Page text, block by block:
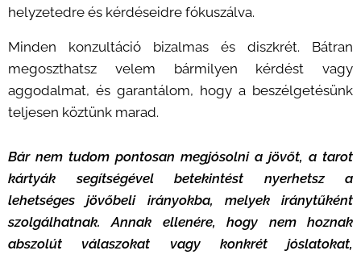
tapasztalatok felfedezésében, valamint
befolyásolhatják a jelenlegi életedet. Ezáltal
mélyebb megértést kaphatsz a
kapcsolataidról, a sorsodról és az életutadról.
helyzetedre és kérdéseidre fókuszálva.
Minden konzultáció bizalmas és diszkrét. Bátran
megoszthatsz velem bármilyen kérdést vagy
aggodalmat, és garantálom, hogy a beszélgetésünk
teljesen köztünk marad.
Bár nem tudom pontosan megjósolni a jövőt, a tarot
kártyák segítségével betekintést nyerhetsz a
lehetséges jövőbeli irányokba, melyek iránytűként
szolgálhatnak. Annak ellenére, hogy nem hoznak
abszolút válaszokat vagy konkrét jóslatokat,